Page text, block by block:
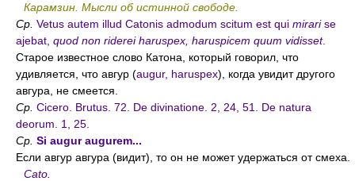
Карамзин. Мысли об истинной свободе.
Ср. Vetus autem illud Catonis admodum scitum est qui mirarise
ajebat, quod non riderei haruspex, haruspicem quum vidisset.
Старое известное слово Катона, который говорил, что
удивляется, что авгур (augur, haruspex), когда увидит другого
авгура, не смеется.
Ср. Cicero. Brutus. 72. De divinatione. 2, 24, 51. De natura
deorum. 1, 25.
Ср. Si augur augurem...
Если авгур авгура (видит), то он не может удержаться от смеха.
Cato.